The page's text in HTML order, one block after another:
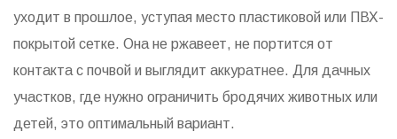
уходит в прошлое, уступая место пластиковой или ПВХ-
покрытой сетке. Она не ржавеет, не портится от
контакта с почвой и выглядит аккуратнее. Для дачных
участков, где нужно ограничить бродячих животных или
детей, это оптимальный вариант.